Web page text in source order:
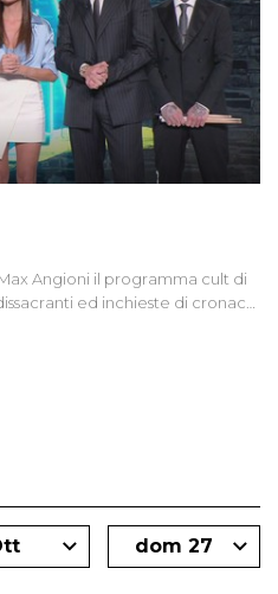
Angioni il programma cult di
ed inchieste di cronaca
dom 27